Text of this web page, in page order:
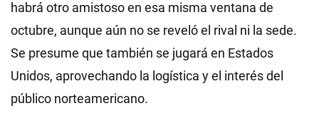
habrá otro amistoso en esa misma ventana de
octubre, aunque aún no se reveló el rival ni la sede.
Se presume que también se jugará en Estados
Unidos, aprovechando la logística y el interés del
público norteamericano.